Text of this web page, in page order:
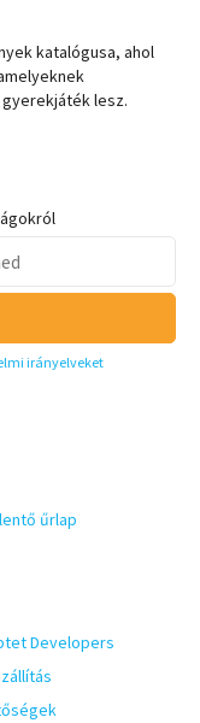
katalógusa, ahol
lesz.
Developers
irányelveket
űrlap